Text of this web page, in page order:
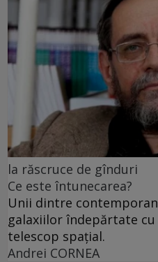
la răscruce de gînduri
Ce este întunecarea?
Unii dintre
galaxiilor îndepărtate
telescop spațial.
Andrei CORNEA